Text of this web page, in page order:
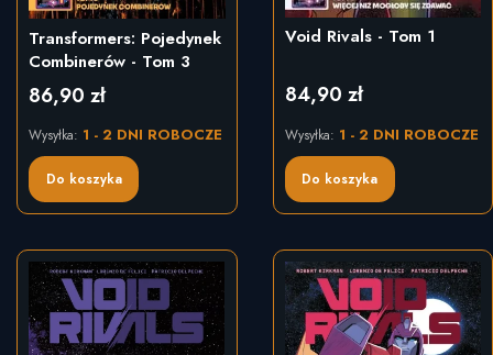
Transformers: Pojedynek
Combinerów - Tom 3
Cena
86,90 zł
Do koszyka
Wysyłka: 1 - 2 DNI ROBOCZE
Void Rivals - Tom 1
Cena
84,90 zł
Do koszyka
Wysyłka: 1 - 2 DNI ROBOCZE